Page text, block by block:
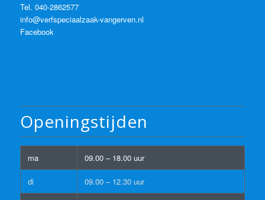
Tel. 040-2862577
info@verfspeciaalzaak-vangerven.nl
Facebook
Openingstijden
ma 09.00 – 18.00 uur
di 09.00 – 12.30 uur